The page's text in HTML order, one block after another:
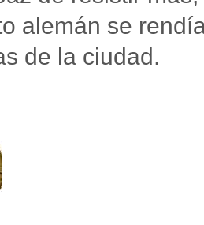
alemán se
de la ciudad.